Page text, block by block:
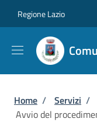
Regione Lazio
Briciole
Home / Servizi /
Avvio del